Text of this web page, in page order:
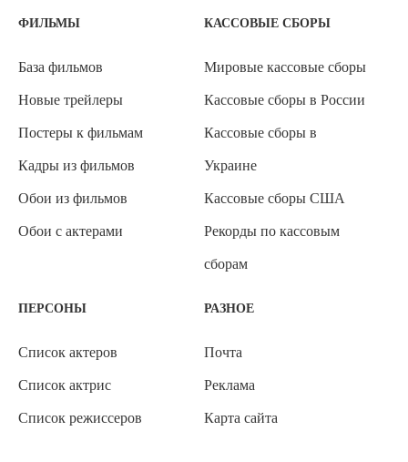
ФИЛЬМЫ
База фильмов
Новые трейлеры
Постеры к фильмам
Кадры из фильмов
Обои из фильмов
Обои с актерами
КАССОВЫЕ СБОРЫ
Мировые кассовые сборы
Кассовые сборы в России
Кассовые сборы в
Украине
Кассовые сборы США
Рекорды по кассовым
сборам
ПЕРСОНЫ
Список актеров
Список актрис
Список режиссеров
РАЗНОЕ
Почта
Реклама
Карта сайта